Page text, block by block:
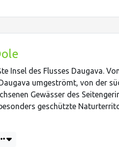
Insel des Flusses Daugava.
umgeströmt, von der
Gewässer des
geschützte